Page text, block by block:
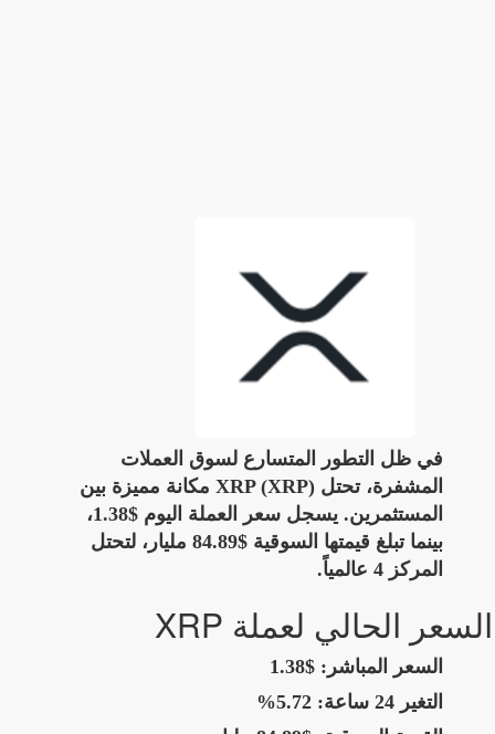
في ظل التطور المتسارع لسوق العملات
المشفرة، تحتل XRP (XRP) مكانة مميزة بين
المستثمرين. يسجل سعر العملة اليوم $1.38،
بينما تبلغ قيمتها السوقية $84.89 مليار، لتحتل
المركز 4 عالمياً.
السعر الحالي لعملة XRP
السعر المباشر: $1.38
التغير 24 ساعة:
5.72%